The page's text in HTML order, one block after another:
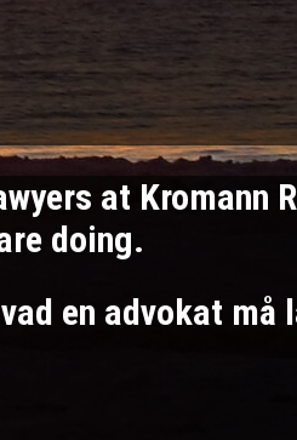
at Kromann
doing.
en advokat må